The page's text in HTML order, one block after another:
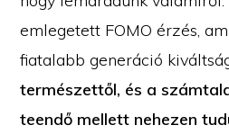
emlegetett FOMO érzés,
fiatalabb generáció
természettől, és a
teendő mellett nehezen